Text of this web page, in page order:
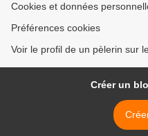
Cookies et données
Préférences cookies
Voir le profil de un pèlerin sur
Créer un